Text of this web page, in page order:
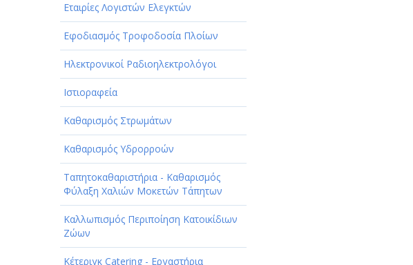
Εταιρίες Λογιστών Ελεγκτών
Εφοδιασμός Τροφοδοσία Πλοίων
Ηλεκτρονικοί Ραδιοηλεκτρολόγοι
Ιστιοραφεία
Καθαρισμός Στρωμάτων
Καθαρισμός Υδρορροών
Ταπητοκαθαριστήρια - Καθαρισμός
Φύλαξη Χαλιών Μοκετών Τάπητων
Καλλωπισμός Περιποίηση Κατοικίδιων
Ζώων
Κέτεριγκ Catering - Εργαστήρια